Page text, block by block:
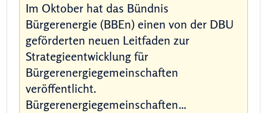
Im Oktober hat das Bündnis
Bürgerenergie (BBEn) einen von der DBU
geförderten neuen Leitfaden zur
Strategieentwicklung für
Bürgerenergiegemeinschaften
veröffentlicht.
Bürgerenergiegemeinschaften…